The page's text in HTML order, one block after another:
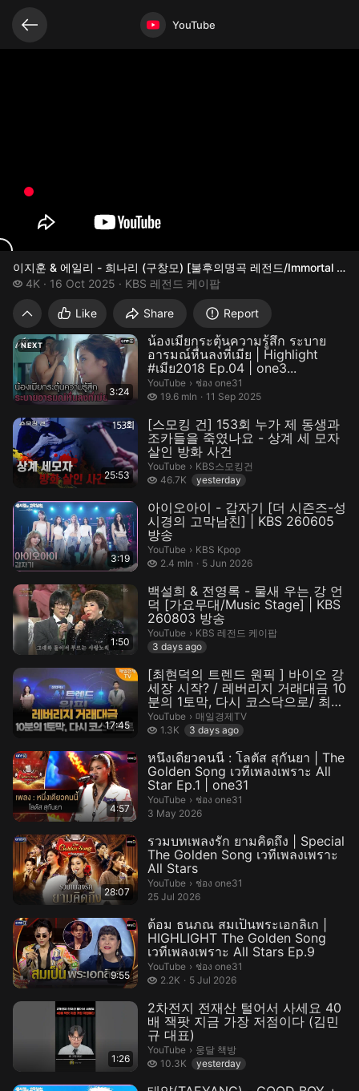
Video opened YouTube
이지훈 & 에일리 - 희나리 (구창모) [불후의명곡 레전드/Immortal
이지훈 & 에일리 - 희나리 (구창모) [불후의
4K
4 thousand views
16 Oct 2025 KBS 레전드 케이팝
Like Share Report
Related videos
NEXT
3:24
น้องเมียกระตุ้นความรู้สึก ระบาย
อารมณ์หื่นลงที่เมีย | Highlight
#เมีย2018 Ep.04 | one3...
YouTube › ช่อง one31.
ช่อง one31
19.6 mln
19.6 million views11 Sep 2025
25:53
[스모킹 건] 153회 누가 제 동생과
조카들을 죽였나요 - 상계 세 모자
살인 방화 사건
YouTube › KBS스모킹건.
KBS스모킹건
46.7K
46.7 thousand views
yesterday
3:19
아이오아이 - 갑자기 [더 시즌즈-성
시경의 고막남친] | KBS 260605
방송
YouTube › KBS Kpop.
KBS Kpop
2.4 mln
2.4 million views5 Jun 2026
1:50
백설희 & 전영록 - 물새 우는 강 언
덕 [가요무대/Music Stage] | KBS
260803 방송
YouTube › KBS 레전드 케이팝.
KBS 레전드 케이팝
3 days ago
17:45
[최현덕의 트렌드 원픽 ] 바이오 강
세장 시작? / 레버리지 거래대금 10
분의 1토막, 다시 코스닥으로/ 최현
덕 MBN골드 매니저
YouTube › 매일경제TV.
매일경제TV
1.3K
1.3 thousand views
3 days ago
4:57
หนึ่งเดียวคนนี้ : โลตัส สุกันยา | The
Golden Song เวทีเพลงเพราะ All
Star Ep.1 | one31
YouTube › ช่อง one31.
ช่อง one31
3 May 2026
28:07
รวมบทเพลงรัก ยามคิดถึง | Special
The Golden Song เวทีเพลงเพราะ
All Stars
YouTube › ช่อง one31.
ช่อง one31
25 Jul 2026
9:55
ต้อม ธนภณ สมเป็นพระเอกลิเก |
HIGHLIGHT The Golden Song
เวทีเพลงเพราะ All Stars Ep.9
YouTube › ช่อง one31.
ช่อง one31
2.2K
2.2 thousand views
5 Jul 2026
1:26
2차전지 전재산 털어서 사세요 40
배 잭팟 지금 가장 저점이다 (김민
규 대표)
YouTube › 웅달 책방.
웅달 책방
10.3K
10.3 thousand views
yesterday